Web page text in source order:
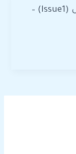
المجلد الثالث (Vol.3) -العدد الأول (Issue1) –